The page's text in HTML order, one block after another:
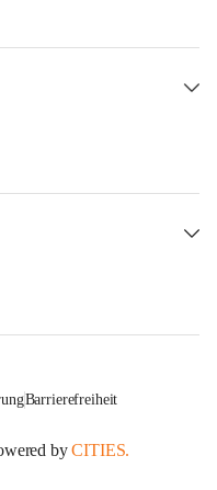
Barrierefreiheit
byCITIES.